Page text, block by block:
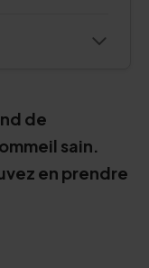
de
sain.
en prendre